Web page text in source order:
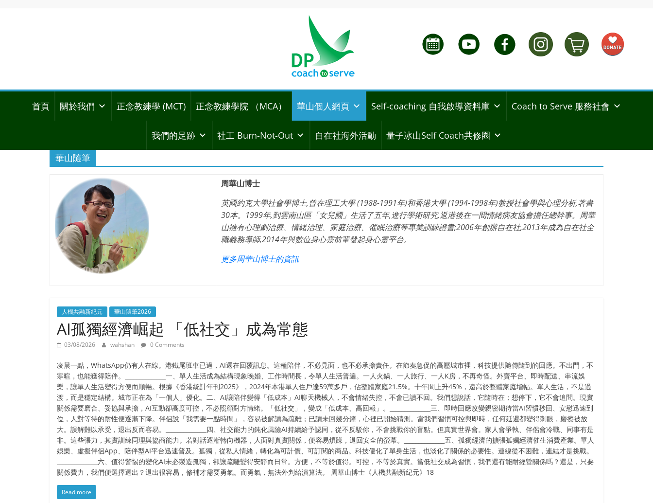
首頁 關於我們 正念教練學 (MCT) 正念教練學院 （MCA） 華山個人網頁 Self-coaching 自我啟導資料庫 Coach to Serve 服務社會
我們的足跡 社工 Burn-Not-Out 自在社海外活動
量子冰山Self Coach共修圈
華山隨筆
周華山博士
英國約克大學社會學博士,曾在理工大學 (1988-1991年)和香港大學 (1994-1998年)教授社會學與心理分析,著書
30本。1999年,到雲南山區「女兒國」生活了五年,進行學術研究,返港後在一間情緒病友協會擔任總幹事。周華
山擁有心理劇治療、情緒治理、家庭治療、催眠治療等專業訓練證書;2006年創辦自在社,2013年成為自在社全
職義務導師,2014年與數位身心靈前輩發起身心靈平台。
更多周華山博士的資訊
人機共融新紀元 華山隨筆2026
AI孤獨經濟崛起 「低社交」成為常態
03/08/2026 wahshan 0 Comments
凌晨一點，WhatsApp仍有人在線。港鐵尾班車已過，AI還在回覆訊息。這種陪伴，不必見面，也不必承擔責任。在節奏急促的高壓城市裡，科技提供隨傳隨到的回應。不出門，不
寒暄，也能獲得陪伴。______________一、單人生活成為結構現象晚婚、工作時間長，令單人生活普遍。一人火鍋、一人旅行、一人K房，不再奇怪。外賣平台、即時配送、串流娛
樂，讓單人生活變得方便而順暢。根據《香港統計年刊2025》，2024年本港單人住戶達59萬多戶，佔整體家庭21.5%。十年間上升45%，遠高於整體家庭增幅。單人生活，不是過
渡，而是穩定結構。城市正在為「一個人」優化。二、AI讓陪伴變得「低成本」AI聊天機械人，不會情緒失控，不會已讀不回。我們想說話，它隨時在；想停下，它不會追問。現實
關係需要磨合、妥協與承擔，AI互動卻高度可控，不必照顧對方情緒。「低社交」，變成「低成本、高回報」。______________三、即時回應改變親密期待當AI習慣秒回、安慰迅速到
位，人對等待的耐性便逐漸下降。伴侶說「我需要一點時間」，容易被解讀為疏離；已讀未回幾分鐘，心裡已開始猜測。當我們習慣可控與即時，任何延遲都變得刺眼，磨擦被放
大。誤解難以承受，退出反而容易。______________四、社交能力的鈍化風險AI持續給予認同，從不反駁你，不會挑戰你的盲點。但真實世界會。家人會爭執、伴侶會冷戰、同事有是
非。這些張力，其實訓練同理與協商能力。若對話逐漸轉向機器，人面對真實關係，便容易煩躁，退回安全的螢幕。______________五、孤獨經濟的擴張孤獨經濟催生消費產業。單人
娛樂、虛擬伴侶App、陪伴型AI平台迅速普及。孤獨，從私人情緒，轉化為可計價、可訂閱的商品。科技優化了單身生活，也淡化了關係的必要性。連線從不困難，連結才是挑戰。
______________六、值得警惕的變化AI未必製造孤獨，卻讓疏離變得安靜而日常。方便，不等於值得。可控，不等於真實。當低社交成為習慣，我們還有能耐經營關係嗎？還是，只要
關係費力，我們便選擇退出？退出很容易，修補才需要勇氣。而勇氣，無法外判給演算法。 周華山博士《人機共融新紀元》18
Read more